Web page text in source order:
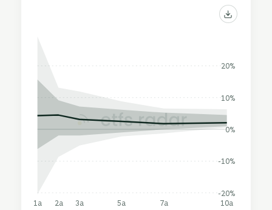
-20%
-10%
0%
10%
20%
1a 2a 3a 5a 7a 10a